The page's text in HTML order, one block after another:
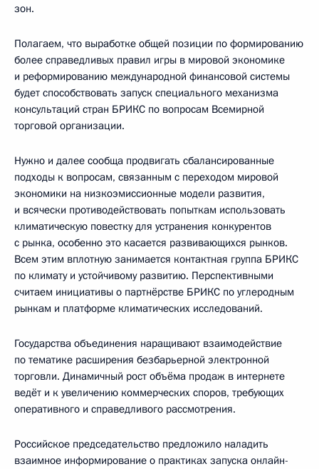
зон.
Полагаем, что выработке общей позиции по формированию
более справедливых правил игры в мировой экономике
и реформированию международной финансовой системы
будет способствовать запуск специального механизма
консультаций стран БРИКС по вопросам Всемирной
торговой организации.
Нужно и далее сообща продвигать сбалансированные
подходы к вопросам, связанным с переходом мировой
экономики на низкоэмиссионные модели развития,
и всячески противодействовать попыткам использовать
климатическую повестку для устранения конкурентов
с рынка, особенно это касается развивающихся рынков.
Всем этим вплотную занимается контактная группа БРИКС
по климату и устойчивому развитию. Перспективными
считаем инициативы о партнёрстве БРИКС по углеродным
рынкам и платформе климатических исследований.
Государства объединения наращивают взаимодействие
по тематике расширения безбарьерной электронной
торговли. Динамичный рост объёма продаж в интернете
ведёт и к увеличению коммерческих споров, требующих
оперативного и справедливого рассмотрения.
Российское председательство предложило наладить
взаимное информирование о практиках запуска онлайн-